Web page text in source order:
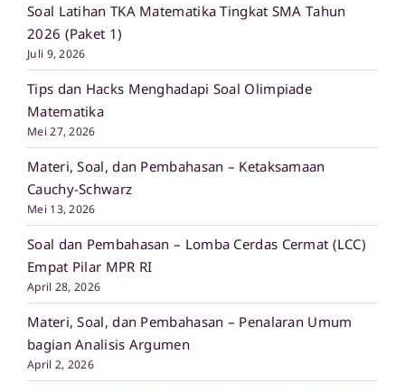
Soal Latihan TKA Matematika Tingkat SMA Tahun
2026 (Paket 1)
Juli 9, 2026
Tips dan Hacks Menghadapi Soal Olimpiade
Matematika
Mei 27, 2026
Materi, Soal, dan Pembahasan – Ketaksamaan
Cauchy-Schwarz
Mei 13, 2026
Soal dan Pembahasan – Lomba Cerdas Cermat (LCC)
Empat Pilar MPR RI
April 28, 2026
Materi, Soal, dan Pembahasan – Penalaran Umum
bagian Analisis Argumen
April 2, 2026